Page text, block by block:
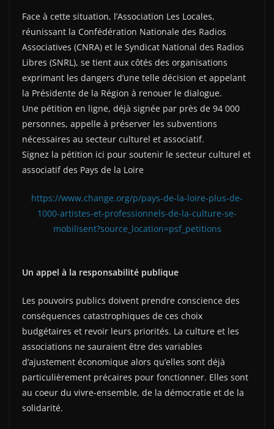
Face à cette situation, l’Association Les Locales,
réunissant la Confédération Nationale des Radios
Associatives (CNRA) et le Syndicat National des Radios
Libres (SNRL), se tient aux côtés des organisations
exprimant les dangers d’une telle décision et appelant
la Présidente de la Région à renouer le dialogue.
Une pétition en ligne, déjà signée par près de 94 000
personnes, appelle à préserver les subventions
nécessaires au secteur culturel et associatif.
Signez la pétition ici pour soutenir le secteur culturel et
associatif des Pays de la Loire
https://www.change.org/p/pays-de-la-loire-plus-de-
1000-artistes-et-professionnels-de-la-culture-se-
mobilisent?source_location=psf_petitions
Un appel à la responsabilité publique
Les pouvoirs publics doivent prendre conscience des
conséquences catastrophiques de ces choix
budgétaires et revoir leurs priorités. La culture et les
associations ne sauraient être des variables
d’ajustement économique alors qu’elles sont déjà
particulièrement précaires pour fonctionner. Elles sont
au coeur du vivre-ensemble, de la démocratie et de la
solidarité.